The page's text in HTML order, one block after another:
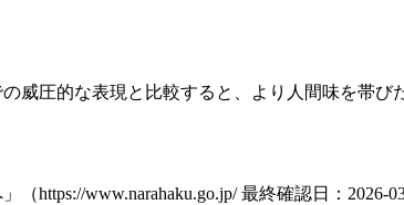
威圧的な表現と比較すると、より人間味を帯び
（https://www.narahaku.go.jp/ 最終確認日：2026-